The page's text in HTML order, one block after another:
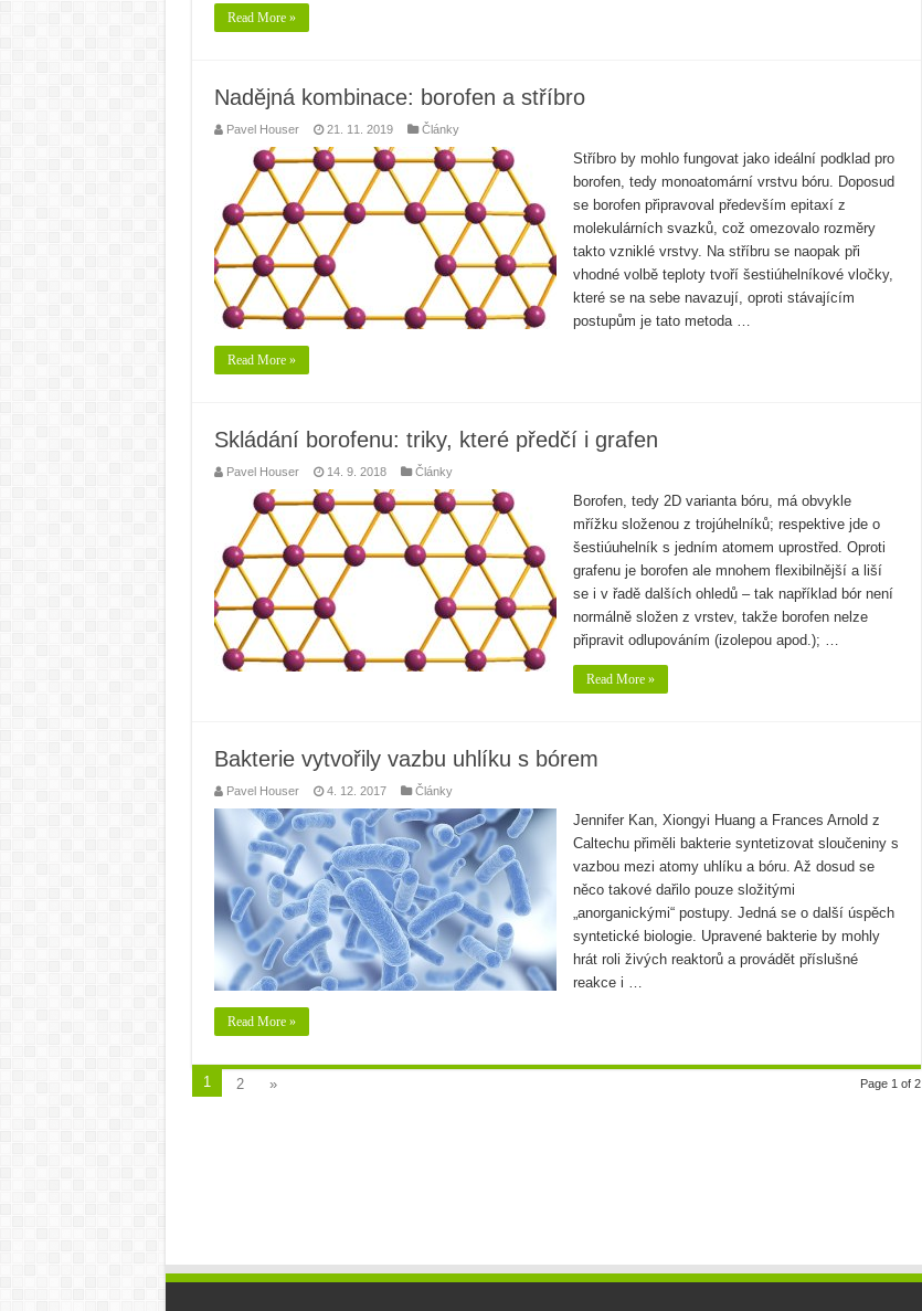
Read More »
Nadějná kombinace: borofen a stříbro
Pavel Houser 21. 11. 2019 Články
Stříbro by mohlo fungovat jako ideální podklad pro
borofen, tedy monoatomární vrstvu bóru. Doposud
se borofen připravoval především epitaxí z
molekulárních svazků, což omezovalo rozměry
takto vzniklé vrstvy. Na stříbru se naopak při
vhodné volbě teploty tvoří šestiúhelníkové vločky,
které se na sebe navazují, oproti stávajícím
postupům je tato metoda …
Read More »
Skládání borofenu: triky, které předčí i grafen
Pavel Houser 14. 9. 2018 Články
Borofen, tedy 2D varianta bóru, má obvykle
mřížku složenou z trojúhelníků; respektive jde o
šestiúuhelník s jedním atomem uprostřed. Oproti
grafenu je borofen ale mnohem flexibilnější a liší
se i v řadě dalších ohledů – tak například bór není
normálně složen z vrstev, takže borofen nelze
připravit odlupováním (izolepou apod.); …
Read More »
Bakterie vytvořily vazbu uhlíku s bórem
Pavel Houser 4. 12. 2017 Články
Jennifer Kan, Xiongyi Huang a Frances Arnold z
Caltechu přiměli bakterie syntetizovat sloučeniny s
vazbou mezi atomy uhlíku a bóru. Až dosud se
něco takové dařilo pouze složitými
„anorganickými“ postupy. Jedná se o další úspěch
syntetické biologie. Upravené bakterie by mohly
hrát roli živých reaktorů a provádět příslušné
reakce i …
Read More »
Page 1 of 2
1 2 »